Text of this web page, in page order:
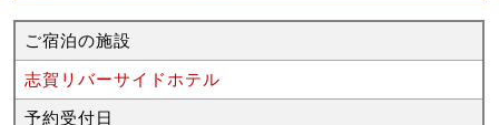
ご宿泊の施設
志賀リバーサイドホテル
予約受付日